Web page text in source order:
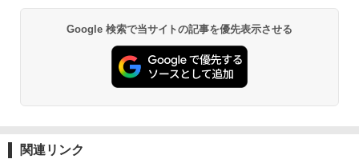
仮面ライダー 改造人間 限定ケース版
￥4,290
物理実験モデル楽器電磁気教材を教える
ダルトンボード/ゴルトンボード物理学、
Google 検索で当サイトの記事を優先表示させる
関連リンク